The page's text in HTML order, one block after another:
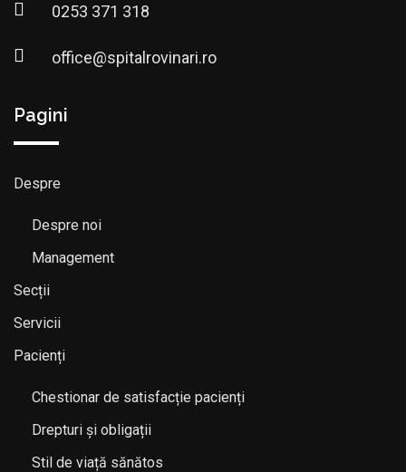
0253 371 318
office@spitalrovinari.ro
Pagini
Despre
Despre noi
Management
Secții
Servicii
Pacienți
Chestionar de satisfacție pacienți
Drepturi și obligații
Stil de viață sănătos